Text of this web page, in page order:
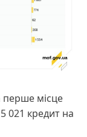
перше місце
021 кредит на